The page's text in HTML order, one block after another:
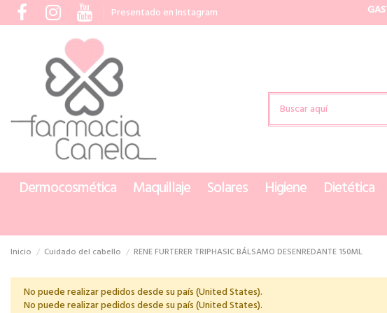
Presentado en Instagram
Dermocosmética Maquillaje Solares Higiene Dietética
Inicio Cuidado del cabello RENE FURTERER TRIPHASIC BÁLSAMO DESENREDANTE 150ML
No puede realizar pedidos desde su país (United States).
No puede realizar pedidos desde su país (United States).